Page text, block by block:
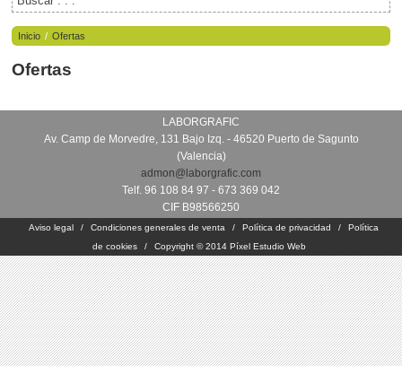
Inicio / Ofertas
Ofertas
LABORGRAFIC
Av. Camp de Morvedre, 131 Bajo Izq. - 46520 Puerto de Sagunto
(Valencia)
admon@laborgrafic.com
Telf. 96 108 84 97 - 673 369 042
CIF B98566250
Aviso legal / Condiciones generales de venta / Política de privacidad /
Política
de cookies
/ Copyright © 2014 Píxel Estudio Web